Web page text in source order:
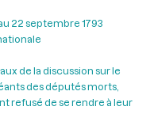
22 septembre 1793
de la discussion sur le
des députés morts,
refusé de se rendre à leur